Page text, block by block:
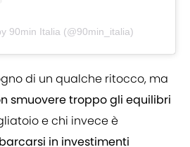
90min Italia (@90min_italia)
di un qualche ritocco, ma
smuovere troppo gli equilibri
e chi invece è
in investimenti